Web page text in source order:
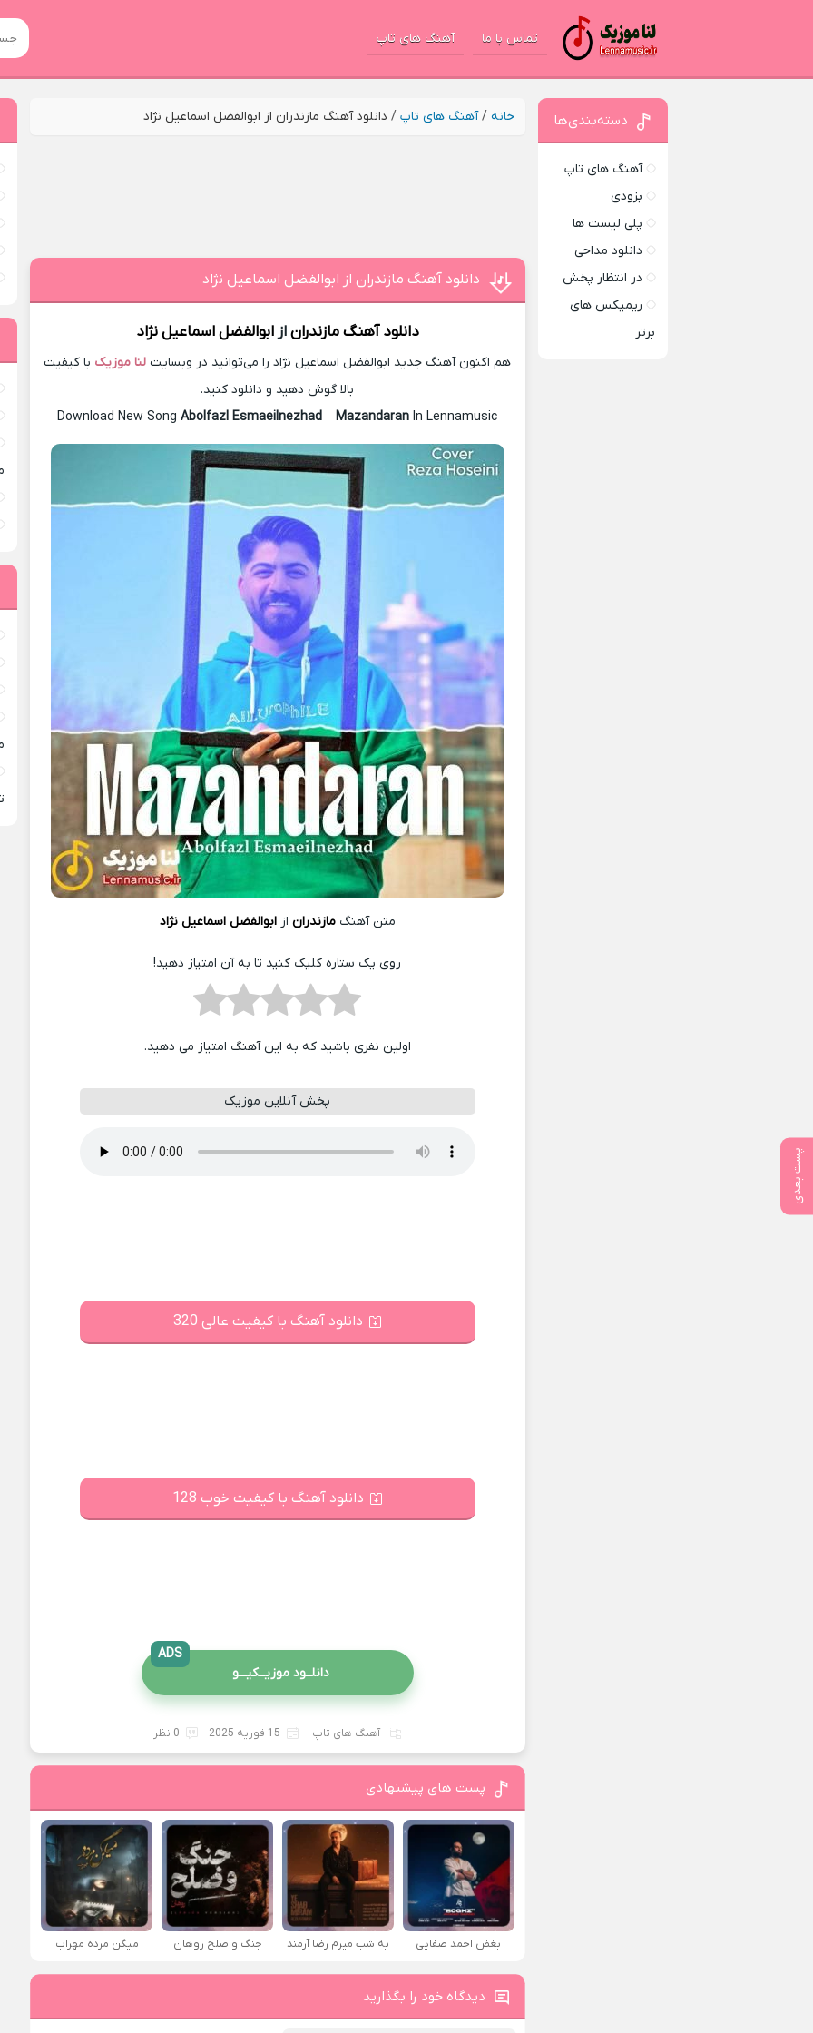
تماس با ما آهنگ های تاپ
خانه /آهنگ های تاپ / دانلود آهنگ مازندران از ابوالفضل اسماعیل نژاد
پست بعدی
دانلود آهنگ مازندران از ابوالفضل اسماعیل نژاد
دانلود آهنگمازندرانازابوالفضل اسماعیل نژاد
هم اکنون آهنگ جدید ابوالفضل اسماعیل نژاد را می‌توانید در وبسایت لنا موزیک با کیفیت
بالا گوش دهید و دانلود کنید.
Download New SongAbolfazl Esmaeilnezhad –Mazandaran In Lennamusic
متن آهنگمازندران ازابوالفضل اسماعیل نژاد
روی یک ستاره کلیک کنید تا به آن امتیاز دهید!
اولین نفری باشید که به این آهنگ امتیاز می دهید.
پخش آنلاین موزیک
دانلود آهنگ با کیفیت عالی 320
دانلود آهنگ با کیفیت خوب 128
دانلــود موزیــکیـــو
ADS
آهنگ های تاپ 15 فوریه 2025 0 نظر
پست های پیشنهادی
بغض احمد صفایی یه شب میرم رضا آرمند جنگ و صلح روهان میگن مرده مهراب
دیدگاه خود را بگذارید
دسته‌بندی‌ها
آهنگ های تاپ
بزودی
پلی لیست ها
دانلود مداحی
در انتظار پخش
ریمیکس های
برتر